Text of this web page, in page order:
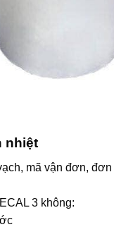
nhiệt
mã vận đơn,
3 không: